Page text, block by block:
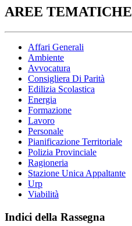
AREE TEMATICHE
Affari Generali
Ambiente
Avvocatura
Consigliera Di Parità
Edilizia Scolastica
Energia
Formazione
Lavoro
Personale
Pianificazione Territoriale
Polizia Provinciale
Ragioneria
Stazione Unica Appaltante
Urp
Viabilità
Indici della Rassegna